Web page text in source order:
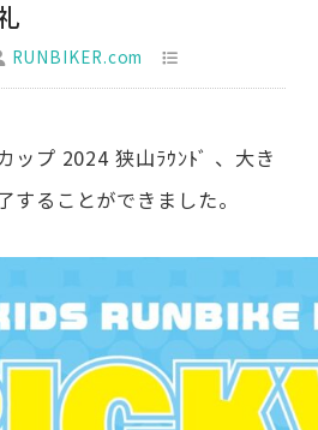
RUNBIKER.com
ップ 2024 狭山ﾗｳﾝﾄﾞ 、大き
することができました。